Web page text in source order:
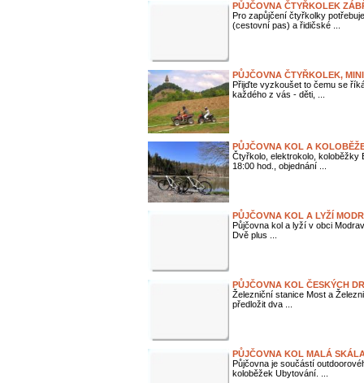
PŮJČOVNA ČTYŘKOLEK
Pro zapůjčení čtyřkolky
(cestovní pas) a řidičské ...
PŮJČOVNA ČTYŘKOLEK,
Přijďte vyzkoušet to čemu se
každého z vás - děti, ...
PŮJČOVNA KOL A
Čtyřkolo, elektrokolo, koloběžky
18:00 hod., objednání ...
PŮJČOVNA KOL A LYŽÍ
Půjčovna kol a lyží v obci
Dvě plus ...
PŮJČOVNA KOL ČESKÝCH
Železniční stanice Most a
předložit dva ...
PŮJČOVNA KOL MALÁ
Půjčovna je součástí
koloběžek Ubytování. ...